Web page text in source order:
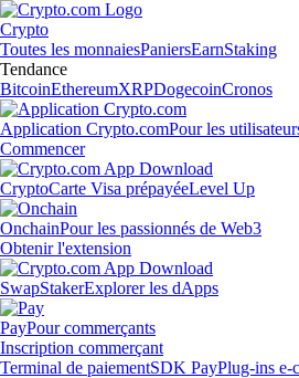
Crypto
Toutes les monnaiesPaniersEarnStaking
Tendance
BitcoinEthereumXRPDogecoinCronos
Application Crypto.comPour les
Commencer
CryptoCarte Visa prépayéeLevel Up
OnchainPour les passionnés de Web3
Obtenir l'extension
SwapStakerExplorer les dApps
PayPour commerçants
Inscription commerçant
Terminal de paiementSDK PayPlug-ins e-